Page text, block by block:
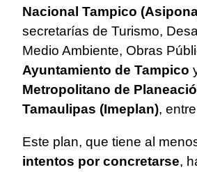
Nacional Tampico
secretarías de Turismo,
Medio Ambiente, Obras
Ayuntamiento de Tampico
Metropolitano de
Tamaulipas (Imeplan),
Este plan, que tiene al
intentos por concretarse,